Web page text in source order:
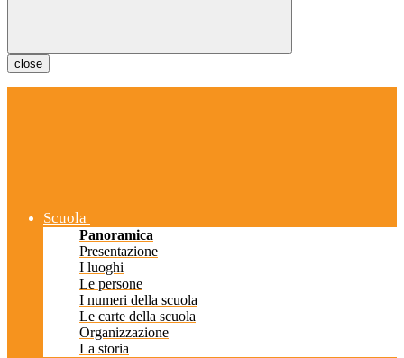
close
Scuola
Panoramica
Presentazione
I luoghi
Le persone
I numeri della scuola
Le carte della scuola
Organizzazione
La storia